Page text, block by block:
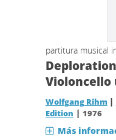
partitura musical
Violoncello
Wolfgang Rihm |
Edition | 1976
Más